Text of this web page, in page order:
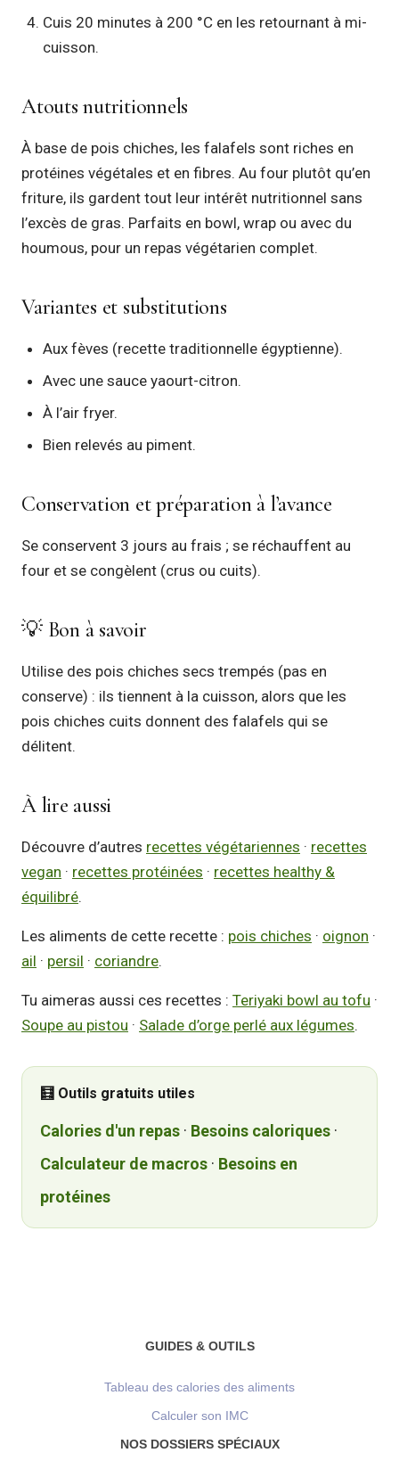
Cuis 20 minutes à 200 °C en les retournant à mi-
cuisson.
Atouts nutritionnels
À base de pois chiches, les falafels sont riches en
protéines végétales et en fibres. Au four plutôt qu’en
friture, ils gardent tout leur intérêt nutritionnel sans
l’excès de gras. Parfaits en bowl, wrap ou avec du
houmous, pour un repas végétarien complet.
Variantes et substitutions
Aux fèves (recette traditionnelle égyptienne).
Avec une sauce yaourt-citron.
À l’air fryer.
Bien relevés au piment.
Conservation et préparation à l’avance
Se conservent 3 jours au frais ; se réchauffent au
four et se congèlent (crus ou cuits).
💡 Bon à savoir
Utilise des pois chiches secs trempés (pas en
conserve) : ils tiennent à la cuisson, alors que les
pois chiches cuits donnent des falafels qui se
délitent.
À lire aussi
Découvre d’autres recettes végétariennes · recettes
vegan · recettes protéinées · recettes healthy &
équilibré.
Les aliments de cette recette : pois chiches · oignon ·
ail · persil · coriandre.
Tu aimeras aussi ces recettes : Teriyaki bowl au tofu ·
Soupe au pistou · Salade d’orge perlé aux légumes.
🧮 Outils gratuits utiles
Calories d'un repas · Besoins caloriques ·
Calculateur de macros · Besoins en
protéines
GUIDES & OUTILS
Tableau des calories des aliments
Calculer son IMC
NOS DOSSIERS SPÉCIAUX